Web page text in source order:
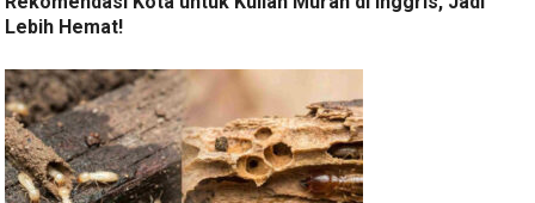
Lebih Hemat!